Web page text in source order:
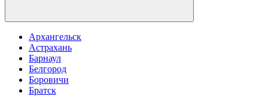
Архангельск
Астрахань
Барнаул
Белгород
Боровичи
Братск